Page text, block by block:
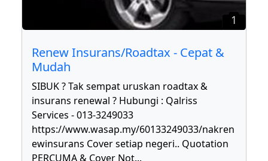
1
Renew Insurans/Roadtax - Cepat &
Mudah
SIBUK ? Tak sempat uruskan roadtax &
insurans renewal ? Hubungi : Qalriss
Services - 013-3249033
https://www.wasap.my/60133249033/nakren
ewinsurans Cover setiap negeri.. Quotation
PERCUMA & Cover Not...